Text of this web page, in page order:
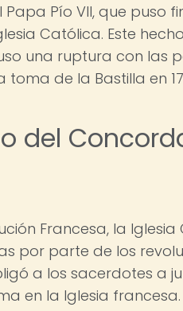
Papa Pío VII, que puso
Católica. Este
una ruptura con las
de la Bastilla en
del
Francesa, la
por parte de los
a los sacerdotes a
en la Iglesia